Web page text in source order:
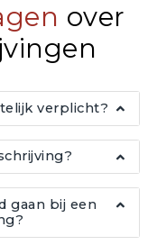
over
verplicht?
gaan bij een